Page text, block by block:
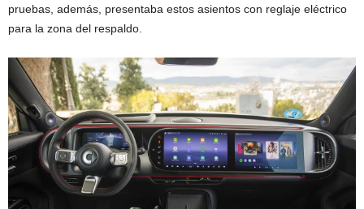
pruebas, además, presentaba estos asientos con reglaje eléctrico
para la zona del respaldo.